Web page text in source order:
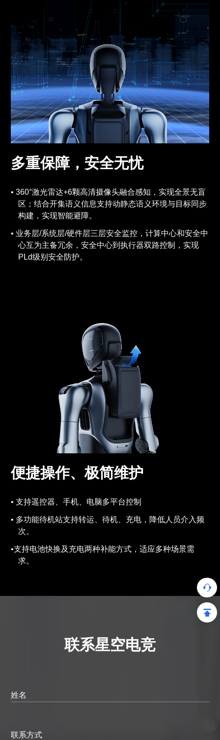
多重保障，安全无忧
360°激光雷达+6颗高清摄像头融合感知，实现全景无盲
区；结合开集语义信息支持动静态语义环境与目标同步
构建，实现智能避障。
业务层/系统层/硬件层三层安全监控，计算中心和安全中
心互为主备冗余，安全中心到执行器双路控制，实现
PLd级别安全防护。
便捷操作、极简维护
支持遥控器、手机、电脑多平台控制
多功能待机站支持转运、待机、充电，降低人员介入频
次。
支持电池快换及充电两种补能方式，适应多种场景需
求。
联系星空电竞
姓名
联系方式